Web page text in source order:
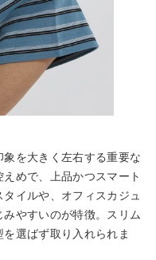
を大きく左右する重要な
めで、上品かつスマート
イルや、オフィスカジュ
やすいのが特徴。スリム
選ばず取り入れられま